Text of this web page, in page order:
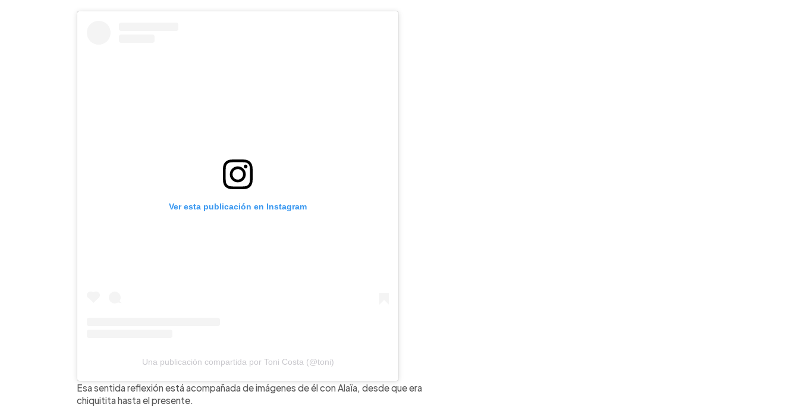
Ver esta publicación en Instagram
Una publicación compartida por Toni Costa (@toni)
Esa sentida reflexión está acompañada de imágenes de él con Alaïa, desde que era
chiquitita hasta el presente.